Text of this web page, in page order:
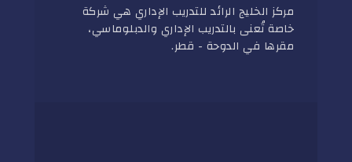
مركز الخليج الرائد للتدريب الإداري هي شركة
خاصة تُعنى بالتدريب الإداري والدبلوماسي،
مقرها في الدوحة - قطر.